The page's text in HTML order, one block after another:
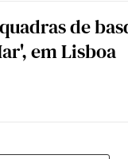
de
em Lisboa